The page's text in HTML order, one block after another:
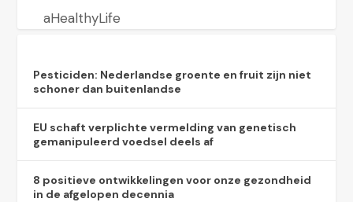
aHealthyLife
Pesticiden: Nederlandse groente en fruit zijn niet
schoner dan buitenlandse
EU schaft verplichte vermelding van genetisch
gemanipuleerd voedsel deels af
8 positieve ontwikkelingen voor onze gezondheid
in de afgelopen decennia